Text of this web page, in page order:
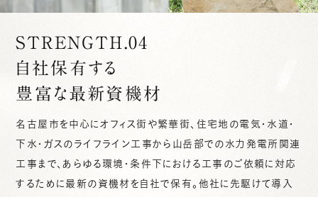
STRENGTH.04
自社保有する
豊富な最新資機材
名古屋市を中心にオフィス街や繁華街、住宅地の電気・水道・
下水・ガスのライフライン工事から山岳部での水力発電所関連
工事まで、あらゆる環境・条件下における工事のご依頼に対応
するために最新の資機材を自社で保有。他社に先駆けて導入